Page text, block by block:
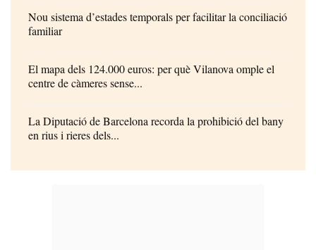
Nou sistema d’estades temporals per facilitar la conciliació
familiar
El mapa dels 124.000 euros: per què Vilanova omple el
centre de càmeres sense...
La Diputació de Barcelona recorda la prohibició del bany
en rius i rieres dels...